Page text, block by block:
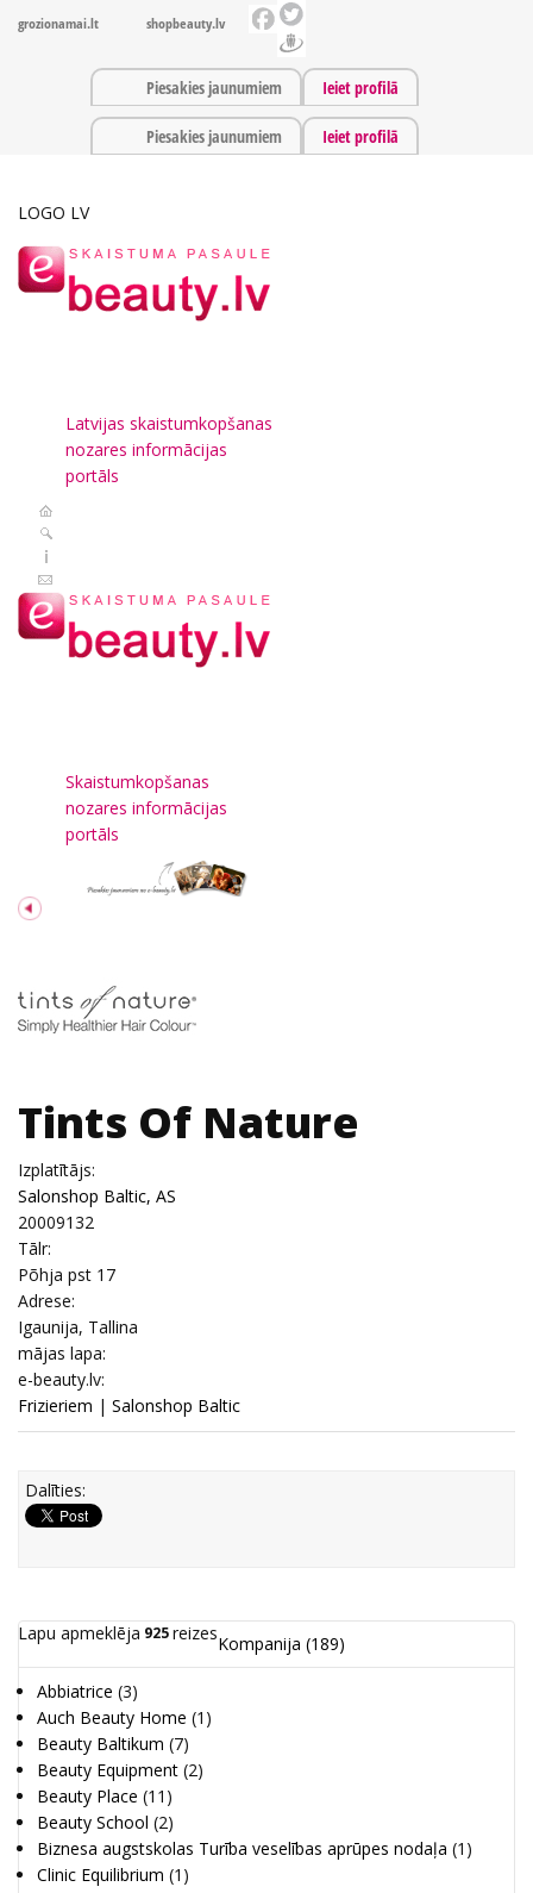
grozionamai.lt shopbeauty.lv
Piesakies jaunumiem Ieiet profilā
Piesakies jaunumiem Ieiet profilā
LOGO LV
Latvijas skaistumkopšanas
nozares informācijas
portāls
Skaistumkopšanas
nozares informācijas
portāls
Tints Of Nature
Izplatītājs:
Salonshop Baltic, AS
20009132
Tālr:
Põhja pst 17
Adrese:
Igaunija, Tallina
mājas lapa:
e-beauty.lv:
Frizieriem | Salonshop Baltic
Dalīties:
Lapu apmeklēja 925reizesKompanija (189)
Abbiatrice (3)
Auch Beauty Home (1)
Beauty Baltikum (7)
Beauty Equipment (2)
Beauty Place (11)
Beauty School (2)
Biznesa augstskolas Turība veselības aprūpes nodaļa (1)
Clinic Equilibrium (1)